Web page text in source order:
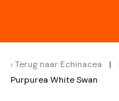
Terug naar Echinacea
Purpurea White Swan